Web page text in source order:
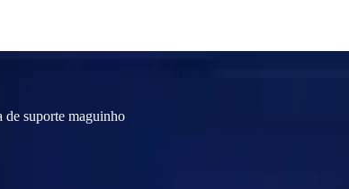
de suporte maguinho